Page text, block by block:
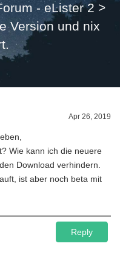
- eLister 2 >
Version und nix
Apr 26, 2019
Wie kann ich die neuere
Download verhindern.
ist aber noch beta mit
Reply